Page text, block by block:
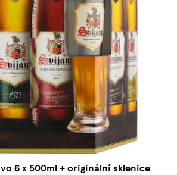
6 x 500ml + originální sklenice